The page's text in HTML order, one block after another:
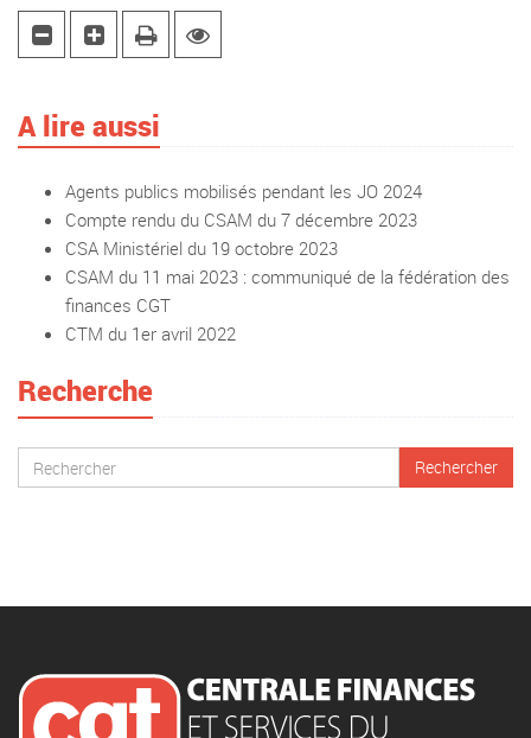
A lire aussi
Agents publics mobilisés pendant les JO 2024
Compte rendu du CSAM du 7 décembre 2023
CSA Ministériel du 19 octobre 2023
CSAM du 11 mai 2023 : communiqué de la fédération des
finances CGT
CTM du 1er avril 2022
Recherche